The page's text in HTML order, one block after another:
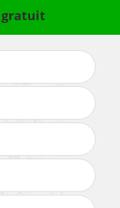
gratuit